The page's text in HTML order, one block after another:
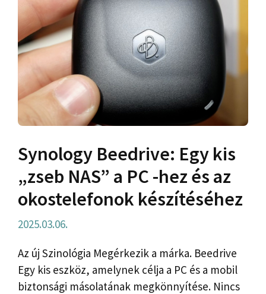
Synology Beedrive: Egy kis
„zseb NAS” a PC -hez és az
okostelefonok készítéséhez
2025.03.06.
Az új Szinológia Megérkezik a márka. Beedrive
Egy kis eszköz, amelynek célja a PC és a mobil
biztonsági másolatának megkönnyítése. Nincs